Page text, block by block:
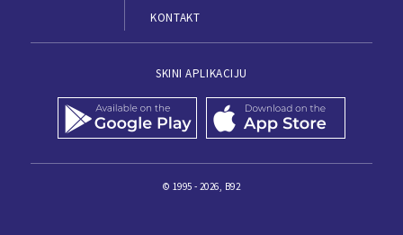
KONTAKT
SKINI APLIKACIJU
© 1995 - 2026, B92